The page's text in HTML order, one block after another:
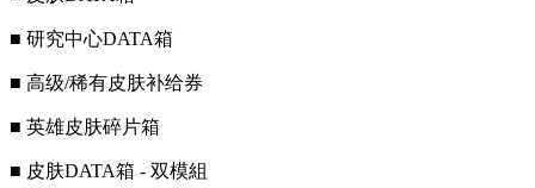
■ 研究中心DATA箱
■ 高级/稀有皮肤补给券
■ 英雄皮肤碎片箱
■ 皮肤DATA箱 - 双模組